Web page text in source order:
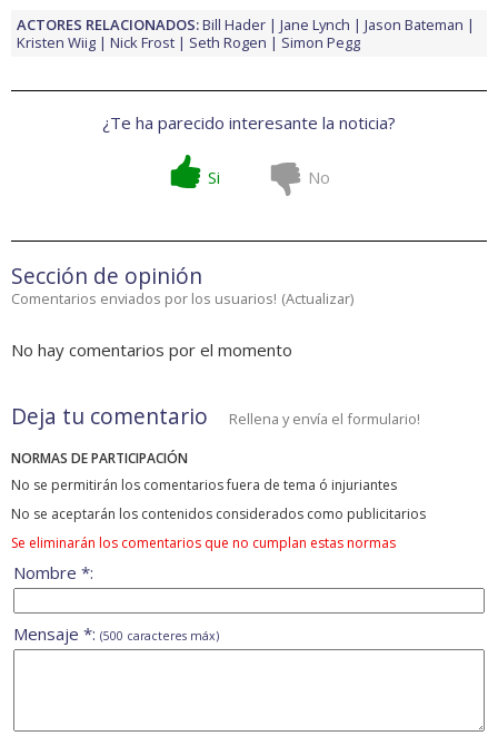
ACTORES RELACIONADOS:Bill Hader Jane Lynch
Jason Bateman
Kristen Wiig
Nick Frost Seth Rogen Simon Pegg
¿Te ha parecido interesante la noticia?
Si No
Sección de opinión
Comentarios enviados por los usuarios! (Actualizar)
No hay comentarios por el momento
Deja tu comentario Rellena y envía el formulario!
NORMAS DE PARTICIPACIÓN
No se permitirán los comentarios fuera de tema ó injuriantes
No se aceptarán los contenidos considerados como publicitarios
Se eliminarán los comentarios que no cumplan estas normas
Nombre *:
Mensaje *: (500 caracteres máx)